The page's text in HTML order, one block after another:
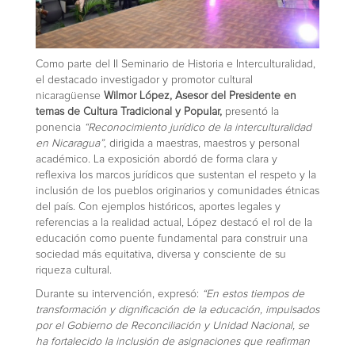
Como parte del II Seminario de Historia e Interculturalidad,
el destacado investigador y promotor cultural
nicaragüense Wilmor López, Asesor del Presidente en
temas de Cultura Tradicional y Popular, presentó la
ponencia “Reconocimiento jurídico de la interculturalidad
en Nicaragua”, dirigida a maestras, maestros y personal
académico. La exposición abordó de forma clara y
reflexiva los marcos jurídicos que sustentan el respeto y la
inclusión de los pueblos originarios y comunidades étnicas
del país. Con ejemplos históricos, aportes legales y
referencias a la realidad actual, López destacó el rol de la
educación como puente fundamental para construir una
sociedad más equitativa, diversa y consciente de su
riqueza cultural.
Durante su intervención, expresó: “En estos tiempos de
transformación y dignificación de la educación, impulsados
por el Gobierno de Reconciliación y Unidad Nacional, se
ha fortalecido la inclusión de asignaciones que reafirman